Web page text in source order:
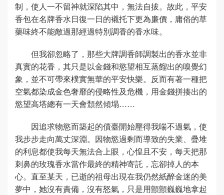
制，使人一不留神就深陷其中，無法自拔。故此，平安
香包在名牌香水日復一日的襯托下更為廉價，庸俗的草
藥味終不能敵過那經過特別調香的香水味。
但我卻忽略了，那些大牌調香師調製出的香水並非
真實的花香，其只是以金錢和慾望相互蒸餾出的嗅覺幻
象，並不可帶來樸實無華的平安快樂。反而有著一種把
空氣都染成金色奢靡的侵略性及危機，用金錢拼揍出的
慾望高塔總有一天會頹然傾塌……
因追求物慾而築起的債臺開始壓得我喘不過氣，使
我步步走向萬丈深淵。因物慾過剩而導致的失業、疊堆
的利息都使我每天無法合上眼，心惶且不安，每天把那
刺鼻的玫瑰香水當作最終的精神寄託，忘卻掉人的本
心。直至某天，已逝的祖母出現在我仍然紙醉金迷的美
夢中，她沒有責備，沒有怒氣，只是用顫顫巍巍地拿起